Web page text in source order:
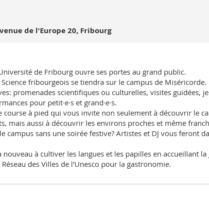
de l'Europe 20, Fribourg
de Fribourg ouvre ses portes au grand public.
fribourgeois se tiendra sur le campus de
promenades scientifiques ou culturelles, visites guidées,
pour petit·e·s et grand·e·s.
à pied qui vous invite non seulement à découvrir le
mais aussi à découvrir les environs proches et même
campus sans une soirée festive? Artistes et DJ vous feront
à cultiver les langues et les papilles en accueillant la
des Villes de l'Unesco pour la gastronomie.